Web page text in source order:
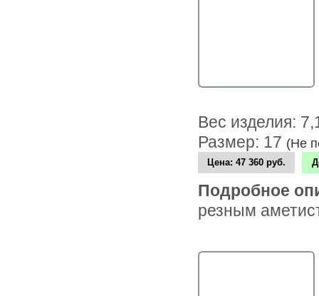
Вес изделия:
Размер: 17 (Не
Цена:47 360 руб.
Подробное
резным